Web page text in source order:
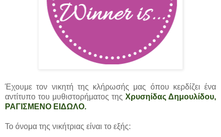
Έχουμε τον νικητή της κλήρωσής μας όπου κερδίζει ένα
αντίτυπο του μυθιστορήματος της Χρυσηίδας Δημουλίδου,
ΡΑΓΙΣΜΕΝΟ ΕΙΔΩΛΟ.
Το όνομα της νικήτριας είναι το εξής: